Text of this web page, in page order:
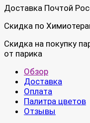
Доставка Почтой
Скидка по
Скидка на покупку
от парика
Обзор
Доставка
Оплата
Палитра цветов
Отзывы